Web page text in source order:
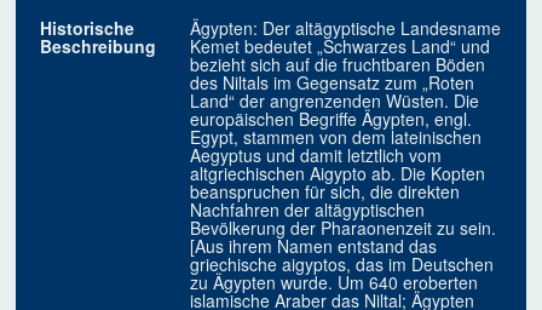
Historische
Beschreibung
Ägypten: Der altägyptische Landesname
Kemet bedeutet „Schwarzes Land“ und
bezieht sich auf die fruchtbaren Böden
des Niltals im Gegensatz zum „Roten
Land“ der angrenzenden Wüsten. Die
europäischen Begriffe Ägypten, engl.
Egypt, stammen von dem lateinischen
Aegyptus und damit letztlich vom
altgriechischen Aigypto ab. Die Kopten
beanspruchen für sich, die direkten
Nachfahren der altägyptischen
Bevölkerung der Pharaonenzeit zu sein.
[Aus ihrem Namen entstand das
griechische aigyptos, das im Deutschen
zu Ägypten wurde. Um 640 eroberten
islamische Araber das Niltal; Ägypten